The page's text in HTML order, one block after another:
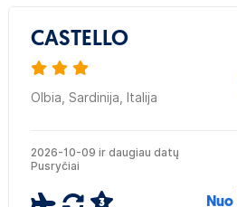
CASTELLO
Olbia, Sardinija, Italija
2026-10-09 ir daugiau datų
Pusryčiai
3 Nuo